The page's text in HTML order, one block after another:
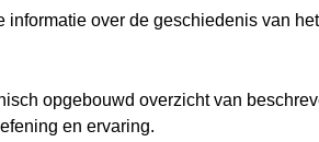
over de geschiedenis van
opgebouwd overzicht van
en ervaring.